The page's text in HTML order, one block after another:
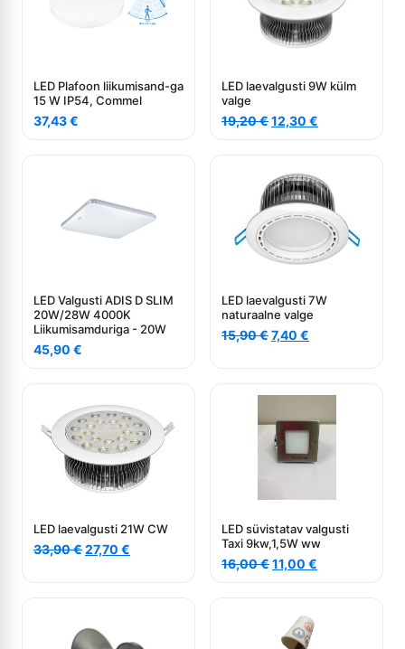
LED Plafoon liikumisand-ga
15 W IP54, Commel
37,43€
LED laevalgusti 9W külm
valge
19,20€Algne
12,30 €
LED Valgusti ADIS D SLIM
20W/28W 4000K
Liikumisamduriga - 20W
45,90 €
LED laevalgusti 7W
naturaalne valge
15,90€Algne
7,40 €
LED laevalgusti 21W CW
33,90€Algne
27,70 €
LED süvistatav valgusti
Taxi 9kw,1,5W ww
16,00€Algne
11,00 €